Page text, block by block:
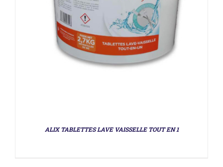
ALIX TABLETTES LAVE VAISSELLE TOUT EN 1